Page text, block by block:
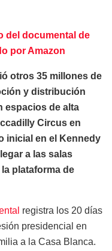
del documental de
por Amazon
otros 35 millones de
y distribución
espacios de alta
Circus en
inicial en el Kennedy
a las salas
plataforma de
registra los 20 días
presidencial en
a la Casa Blanca.